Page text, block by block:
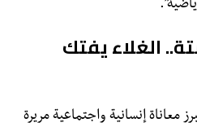
الغلاء يفتك
معاناة إنسانية واجتماعية مريرة